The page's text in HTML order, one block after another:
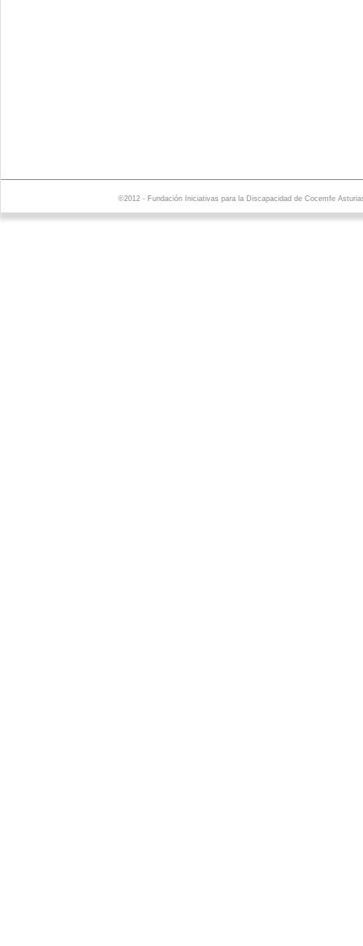
©2012 - Fundación Iniciativas para la Discapacidad de Cocemfe